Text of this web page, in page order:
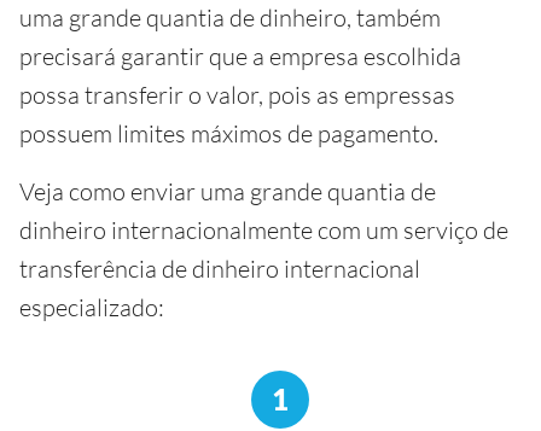
uma grande quantia de dinheiro, também
precisará garantir que a empresa escolhida
possa transferir o valor, pois as empressas
possuem limites máximos de pagamento.
Veja como enviar uma grande quantia de
dinheiro internacionalmente com um serviço de
transferência de dinheiro internacional
especializado:
1